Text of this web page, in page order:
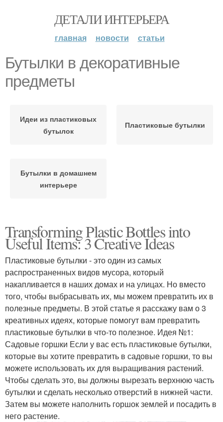
ДЕТАЛИ ИНТЕРЬЕРА
главная новости статьи
Бутылки в декоративные
предметы
Идеи из пластиковых
бутылок
Пластиковые бутылки
Бутылки в домашнем
интерьере
Transforming Plastic Bottles into
Useful Items: 3 Creative Ideas
Пластиковые бутылки - это один из самых
распространенных видов мусора, который
накапливается в наших домах и на улицах. Но вместо
того, чтобы выбрасывать их, мы можем превратить их в
полезные предметы. В этой статье я расскажу вам о 3
креативных идеях, которые помогут вам превратить
пластиковые бутылки в что-то полезное. Идея №1:
Садовые горшки Если у вас есть пластиковые бутылки,
которые вы хотите превратить в садовые горшки, то вы
можете использовать их для выращивания растений.
Чтобы сделать это, вы должны вырезать верхнюю часть
бутылки и сделать несколько отверстий в нижней части.
Затем вы можете наполнить горшок землей и посадить в
него растение.